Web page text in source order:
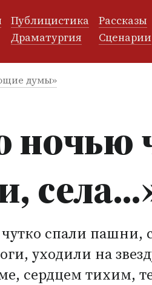
Публицистика
Рассказы
Драматургия Сценарии
думы»
спали пашни,
уходили на
сердцем тихим,